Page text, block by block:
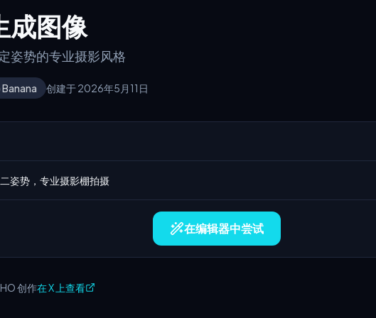
成图像
姿势的专业摄影风格
创建于 2026年5月11日
姿势，专业摄影棚拍摄
在编辑器中尝试
创作在 X 上查看